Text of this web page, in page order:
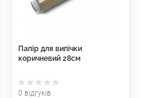
Папір для випічки
коричневий 28см
0 відгуків